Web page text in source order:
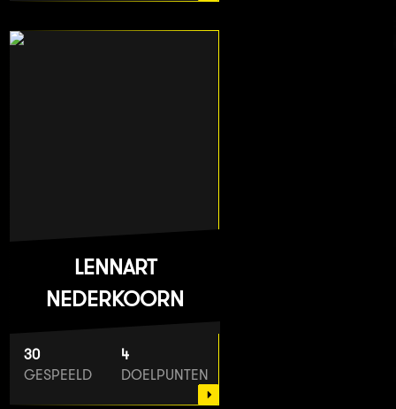
LENNART
NEDERKOORN
30
GESPEELD
4
DOELPUNTEN